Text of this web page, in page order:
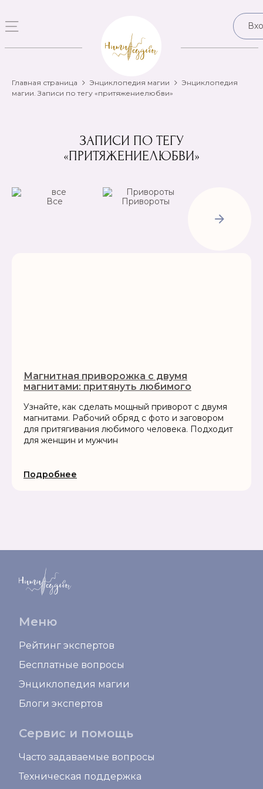
Главная страница Энциклопедия магии
Энциклопедия
магии. Записи по тегу «притяжениелюбви»
ЗАПИСИ ПО ТЕГУ
«ПРИТЯЖЕНИЕЛЮБВИ»
Все
Привороты
Рассорки
Магнитная приворожка с двумя
магнитами: притянуть любимого
Узнайте, как сделать мощный приворот с двумя
магнитами. Рабочий обряд с фото и заговором
для притягивания любимого человека. Подходит
для женщин и мужчин
Подробнее
Меню
Рейтинг экспертов
Бесплатные вопросы
Энциклопедия магии
Блоги экспертов
Сервис и помощь
Часто задаваемые вопросы
Техническая поддержка